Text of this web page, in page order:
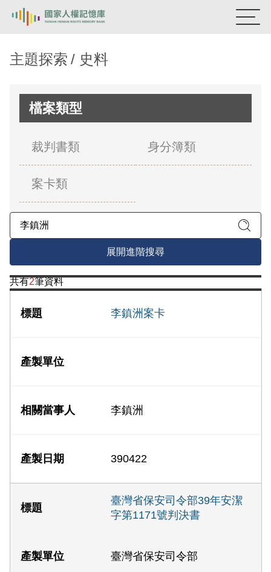
新生訓導處
關於我們
意見信箱
主題探索 史料
檔案類型
裁判書類 身分簿類
案卡類
展開進階搜尋
共有2筆資料
李鎮洲案卡
李鎮洲
390422
臺灣省保安司令部39年安潔
字第1171號判決書
臺灣省保安司令部